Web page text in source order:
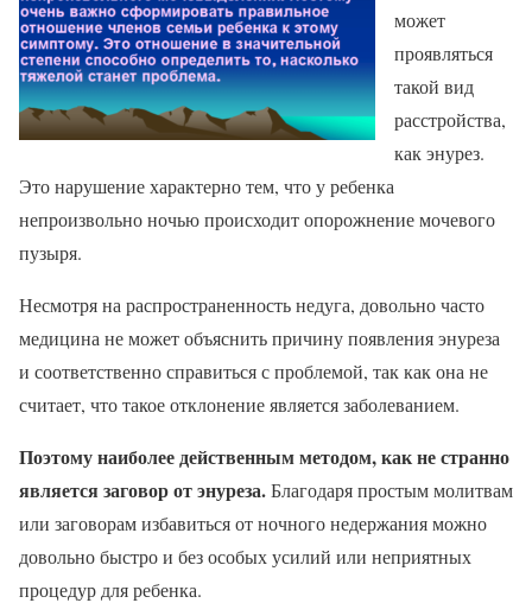
может
проявляться
такой вид
расстройства,
как энурез.
Это нарушение характерно тем, что у ребенка
непроизвольно ночью происходит опорожнение мочевого
пузыря.
Несмотря на распространенность недуга, довольно часто
медицина не может объяснить причину появления энуреза
и соответственно справиться с проблемой, так как она не
считает, что такое отклонение является заболеванием.
Поэтому наиболее действенным методом, как не странно
является заговор от энуреза.Благодаря простым молитвам
или заговорам избавиться от ночного недержания можно
довольно быстро и без особых усилий или неприятных
процедур для ребенка.